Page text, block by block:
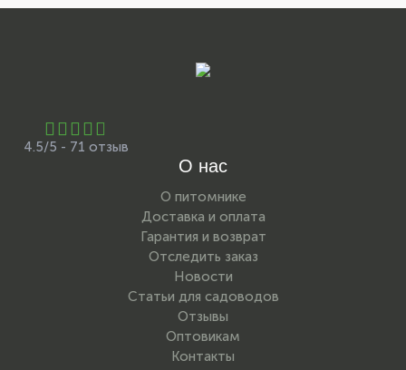
4.5/5 - 71 отзыв
О нас
О питомнике
Доставка и оплата
Гарантия и возврат
Отследить заказ
Новости
Статьи для садоводов
Отзывы
Оптовикам
Контакты